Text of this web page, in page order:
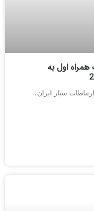
اول به
سیار ایران،